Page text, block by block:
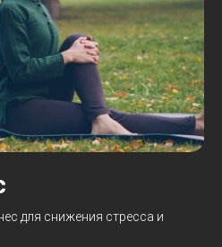
для снижения стресса и